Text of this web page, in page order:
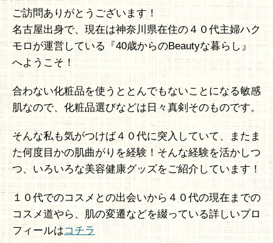
ご訪問ありがとうございます！
名古屋出身で、現在は神奈川県在住の４０代主婦ハク
モロが運営している『40歳からのBeautyな暮らし』
へようこそ！
合わない化粧品を使うととんでもないことになる敏感
肌なので、化粧品選びなどは日々真剣そのものです。
そんな私も気がつけば４０代に突入していて、またま
た何度目かの肌曲がりを経験！そんな経験を活かしつ
つ、いろいろな美容健康グッズをご紹介しています！
１０代でのコスメとの出会いから４０代の現在までの
コスメ道やら、肌の変遷などを綴っている詳しいプロ
フィールはコチラ